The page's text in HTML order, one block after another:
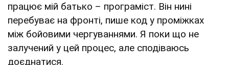
працює мій батько – програміст. Він нині
перебуває на фронті, пише код у проміжках
між бойовими чергуваннями. Я поки що не
залучений у цей процес, але сподіваюсь
доєднатися.